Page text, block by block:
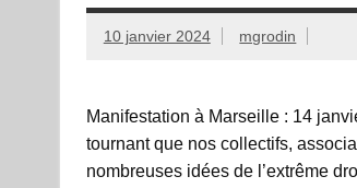
10 janvier 2024 mgrodin
Manifestation à Marseille : 14
tournant que nos collectifs,
nombreuses idées de l’extrême